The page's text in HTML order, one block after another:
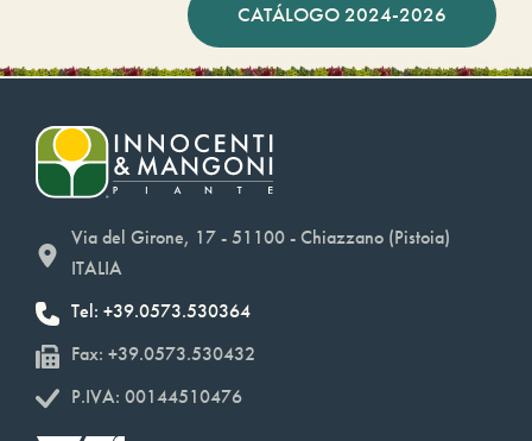
CATÁLOGO 2024-2026
Via del Girone, 17 - 51100 - Chiazzano (Pistoia)
ITALIA
Tel: +39.0573.530364
Fax: +39.0573.530432
P.IVA: 00144510476